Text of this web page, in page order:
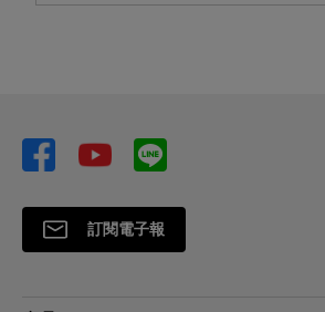
訂閱電子報